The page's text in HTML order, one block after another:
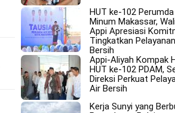
HUT ke-102
Minum Makassar,
Appi Apresiasi
Tingkatkan
Bersih
Appi-Aliyah Kompak
HUT ke-102 PDAM,
Direksi Perkuat
Air Bersih
Kerja Sunyi yang